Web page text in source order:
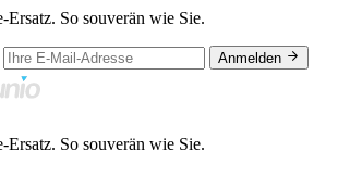
Ersatz. So souverän wie Sie.
Anmelden
Ersatz. So souverän wie Sie.